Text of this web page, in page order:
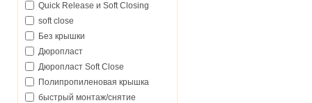
Quick Release и Soft Closing
soft close
Без крышки
Дюропласт
Дюропласт Soft Close
Полипропиленовая крышка
быстрый монтаж/снятие